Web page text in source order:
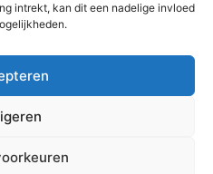
intrekt, kan dit een nadelige invloed
29
Nieuwsbrief
media